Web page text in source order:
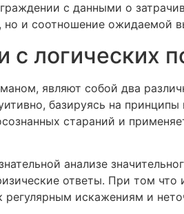
с данными о
но и соотношение ожидаемой
с логических
являют собой два
базируясь на
стараний и
анализе
ответы. При том что
искажениям и